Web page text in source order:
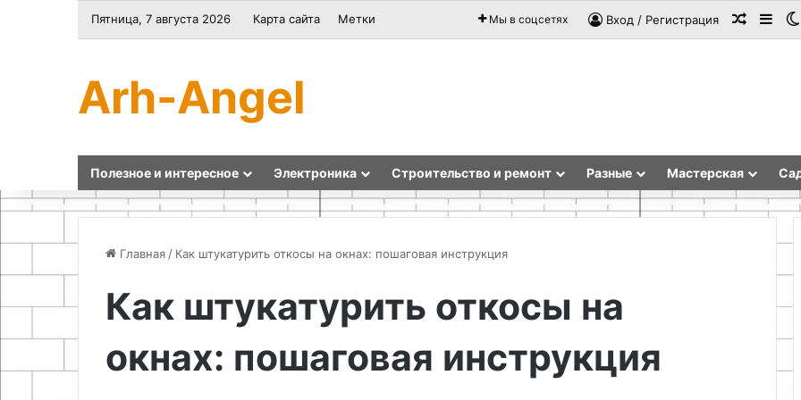
Пятница, 7 августа 2026 Карта сайта Метки Мы в соцсетях Вход / Регистрация
Arh-Angel
Полезное и интересное Электроника Строительство и ремонт Разные Мастерская
Главная / Как штукатурить откосы на окнах: пошаговая инструкция
Как штукатурить откосы на
окнах: пошаговая инструкция
Секреты
плетения
бумажной
Витражная
роспись
стеклу